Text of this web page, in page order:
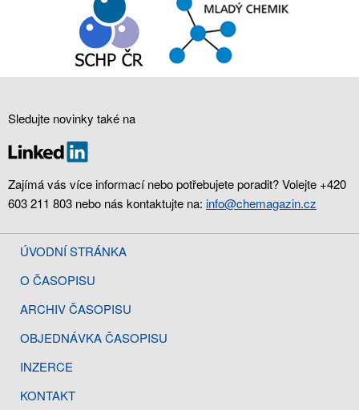
Sledujte novinky také na
Zajímá vás více informací nebo potřebujete poradit? Volejte +420
603 211 803 nebo nás kontaktujte na: info@chemagazin.cz
ÚVODNÍ STRÁNKA
O ČASOPISU
ARCHIV ČASOPISU
OBJEDNÁVKA ČASOPISU
INZERCE
KONTAKT